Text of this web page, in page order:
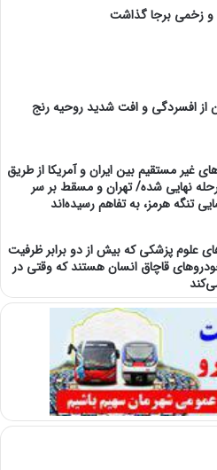
و زخمی برجا گذاشت
از افسردگی و افت شدید روحیه رنج
غیر مستقیم بین ایران و آمریکا از طریق
نهایی شده/ تهران و مسقط بر سر
تنگه هرمز، به تفاهم رسیده‌اند
علوم پزشکی که بیش از دو برابر ظرفیت
قاچاق انسان هستند که وقتی در